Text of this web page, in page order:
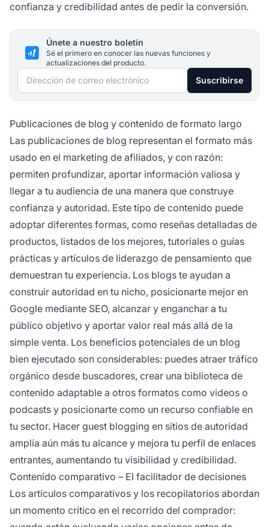
confianza y credibilidad antes de pedir la conversión.
Únete a nuestro boletín
Sé el primero en conocer las nuevas funciones y
actualizaciones del producto.
Dirección de correo electrónico Suscribirse
Publicaciones de blog y contenido de formato largo
Las publicaciones de blog representan el formato más
usado en el marketing de afiliados, y con razón:
permiten profundizar, aportar información valiosa y
llegar a tu audiencia de una manera que construye
confianza y autoridad. Este tipo de contenido puede
adoptar diferentes formas, como reseñas detalladas de
productos, listados de los mejores, tutoriales o guías
prácticas y artículos de liderazgo de pensamiento que
demuestran tu experiencia. Los blogs te ayudan a
construir autoridad en tu nicho, posicionarte mejor en
Google mediante SEO, alcanzar y enganchar a tu
público objetivo y aportar valor real más allá de la
simple venta. Los beneficios potenciales de un blog
bien ejecutado son considerables: puedes atraer tráfico
orgánico desde buscadores, crear una biblioteca de
contenido adaptable a otros formatos como videos o
podcasts y posicionarte como un recurso confiable en
tu sector. Hacer guest blogging en sitios de autoridad
amplía aún más tu alcance y mejora tu perfil de enlaces
entrantes, aumentando tu visibilidad y credibilidad.
Contenido comparativo – El facilitador de decisiones
Los artículos comparativos y los recopilatorios abordan
un momento crítico en el recorrido del comprador: